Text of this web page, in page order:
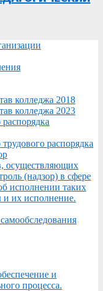
колледжа 2018
колледжа 2023
распорядка
осуществляющих
(надзор) в сфере
исполнении таких
их исполнение.
и
процесса.